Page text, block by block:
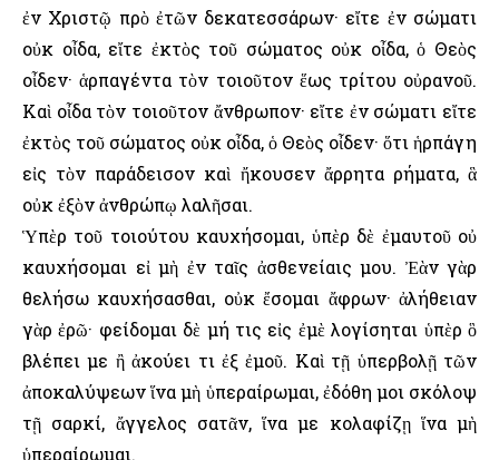
ἐν Χριστῷ πρὸ ἐτῶν δεκατεσσάρων· εἴτε ἐν σώματι
οὐκ οἶδα, εἴτε ἐκτὸς τοῦ σώματος οὐκ οἶδα, ὁ Θεὸς
οἶδεν· ἁρπαγέντα τὸν τοιοῦτον ἕως τρίτου οὐρανοῦ.
Καὶ οἶδα τὸν τοιοῦτον ἄνθρωπον· εἴτε ἐν σώματι εἴτε
ἐκτὸς τοῦ σώματος οὐκ οἶδα, ὁ Θεὸς οἶδεν· ὅτι ἡρπάγη
εἰς τὸν παράδεισον καὶ ἤκουσεν ἄρρητα ρήματα, ἃ
οὐκ ἐξὸν ἀνθρώπῳ λαλῆσαι.
Ὑπὲρ τοῦ τοιούτου καυχήσομαι, ὑπὲρ δὲ ἐμαυτοῦ οὐ
καυχήσομαι εἰ μὴ ἐν ταῖς ἀσθενείαις μου. Ἐὰν γὰρ
θελήσω καυχήσασθαι, οὐκ ἔσομαι ἄφρων· ἀλήθειαν
γὰρ ἐρῶ· φείδομαι δὲ μή τις εἰς ἐμὲ λογίσηται ὑπὲρ ὃ
βλέπει με ἢ ἀκούει τι ἐξ ἐμοῦ. Καὶ τῇ ὑπερβολῇ τῶν
ἀποκαλύψεων ἵνα μὴ ὑπεραίρωμαι, ἐδόθη μοι σκόλοψ
τῇ σαρκί, ἄγγελος σατᾶν, ἵνα με κολαφίζῃ ἵνα μὴ
ὑπεραίρωμαι.